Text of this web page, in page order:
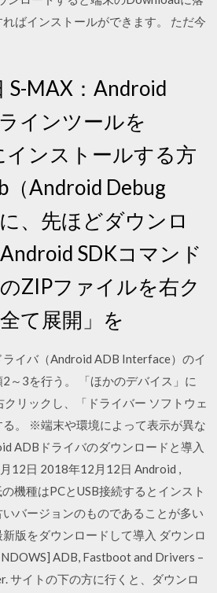
ばインストールができます。 ただ今
S-MAX：Android
インツールを
インストールする方
（Android Debug
、先ほどダウンロ
SDKコマンド
ZIPファイルを右ク
て展開」を
ライバ（Android ADB Interface）のイ
～3を行う。 「ほかのデバイス」に
リックし、「ドライバー ソフトウェ
。 ※端末や環境によって表示が異な
ADBドライバのダウンロードと導入
12日 2018年12月12日 Android ,
機種はPCとUSB接続するとインスト
バージョンのものであることが多い
版をダウンロードして導入 ダウンロ
ADB, Fastboot and Drivers –
サイトの下の方に行くと、ダウンロ